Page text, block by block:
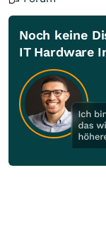
Noch keine
IT Hardware